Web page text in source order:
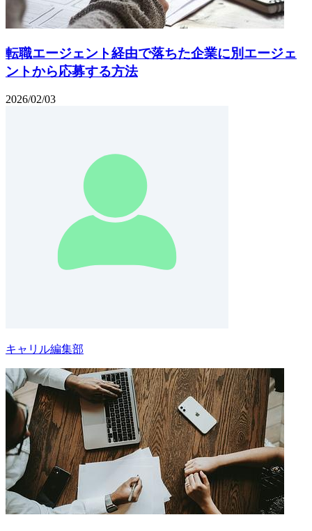
転職エージェント経由で落ちた企業に別エージェ
ントから応募する方法
2026/02/03
キャリル編集部